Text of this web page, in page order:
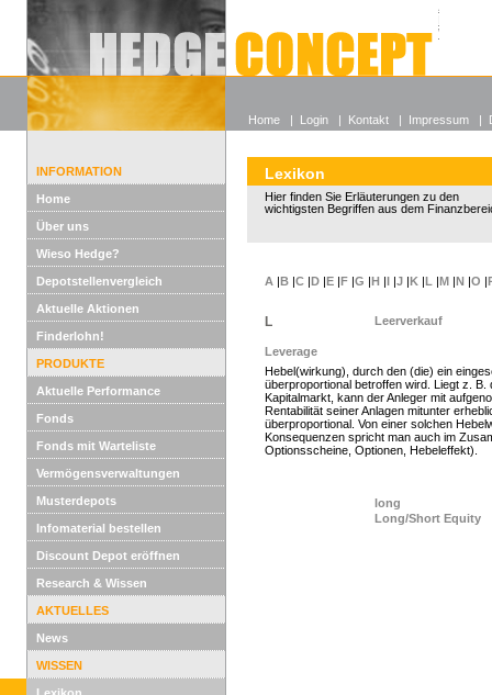
Alle
Wieso
INFORMATION
Home
Über uns
Wieso Hedge?
Depotstellenvergleich
Aktuelle Aktionen
Finderlohn!
PRODUKTE
Aktuelle Performance
Fonds
Fonds mit Warteliste
Vermögensverwaltungen
Musterdepots
Infomaterial bestellen
Discount Depot eröffnen
Research & Wissen
AKTUELLES
News
WISSEN
Lexikon
Hier finden Sie Erläuterungen zu den
wichtigsten Begriffen aus dem
A |B |C |D |E |F |G |H |I |J |K |L |M |N |O |
L Leerverkauf
Leverage
Hebel(wirkung), durch den (die) ein
überproportional betroffen wird. Liegt z.
Kapitalmarkt, kann der Anleger mit
Rentabilität seiner Anlagen mitunter
überproportional. Von einer solchen
Konsequenzen spricht man auch im
Optionsscheine, Optionen, Hebeleffekt).
long
Long/Short Equity
Home | Login | Kontakt | Impressum |